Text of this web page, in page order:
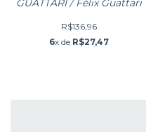
GUATTARI / Félix Guattari
R$136,96
6x de R$27,47